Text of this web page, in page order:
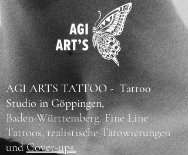
AGI ARTS TATTOO - Tattoo
Studio in Göppingen,
Baden-Württemberg.Fine Line
Tattoos, realistische Tätowierungen
undCover-ups.